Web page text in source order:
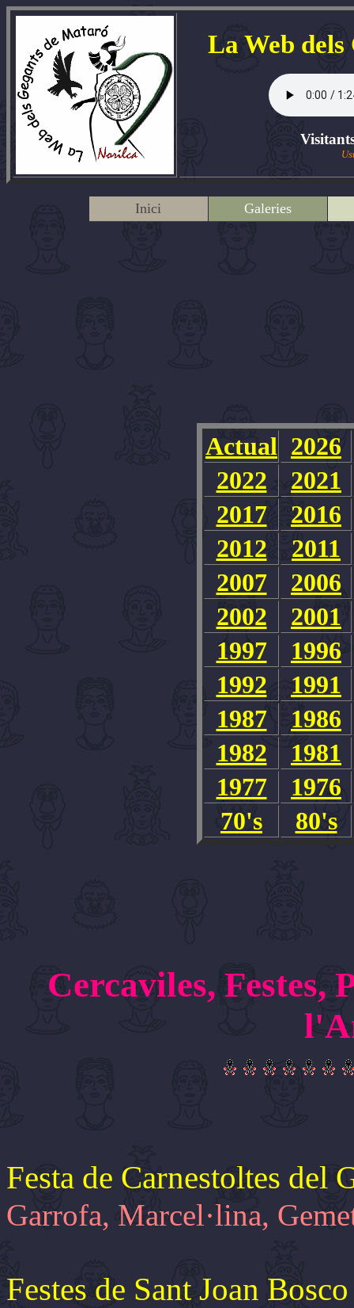
La Web
Inici Galeries
Actual 2026
2022
2021
2017
2016
2012
2011
2007
2006
2002
2001
1997
1996
1992
1991
1987
1986
1982
1981
1977
1976
70's
80's
Cercaviles, Festes,
Festa de Carnestoltes del
Garrofa, Marcel·lina,
Festes de Sant Joan